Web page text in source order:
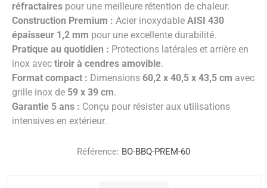
réfractaires pour une meilleure rétention de chaleur.
Construction Premium : Acier inoxydable AISI 430
épaisseur 1,2 mm pour une excellente durabilité.
Pratique au quotidien : Protections latérales et arrière en
inox avec tiroir à cendres amovible.
Format compact : Dimensions 60,2 x 40,5 x 43,5 cm avec
grille inox de 59 x 39 cm.
Garantie 5 ans : Conçu pour résister aux utilisations
intensives en extérieur.
Référence: BO-BBQ-PREM-60